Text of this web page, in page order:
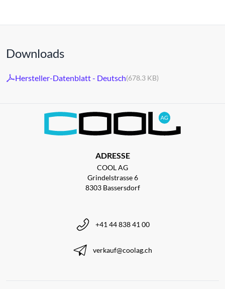
Downloads
Hersteller-Datenblatt - Deutsch(678.3 KB)
ADRESSE
COOL AG
Grindelstrasse 6
8303 Bassersdorf
+41 44 838 41 00
verkauf@coolag.ch